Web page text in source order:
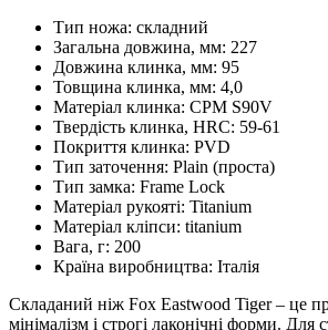
Тип ножа: складний
Загальна довжина, мм: 227
Довжина клинка, мм: 95
Товщина клинка, мм: 4,0
Матеріал клинка: CPM S90V
Твердість клинка, HRC: 59-61
Покриття клинка: PVD
Тип заточення: Plain (проста)
Тип замка: Frame Lock
Матеріал рукояті: Titanium
Матеріал кліпси: titanium
Вага, г: 200
Країна виробництва: Італія
Складаний ніж Fox Eastwood Tiger – це
мінімалізм і строгі лаконічні форми. Для